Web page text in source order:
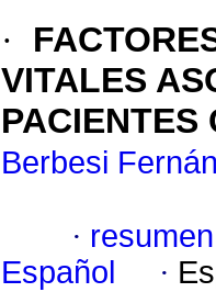
·
VITALES
PACIENTES
Berbesi
·
Español
·